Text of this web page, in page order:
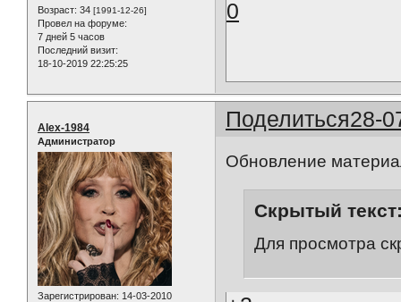
Возраст: 34 [1991-12-26]
Провел на форуме:
7 дней 5 часов
Последний визит:
18-10-2019 22:25:25
0
Поделиться28-
Alex-1984
Администратор
Зарегистрирован: 14-03-2010
Обновление
Скрытый
Для просмотра